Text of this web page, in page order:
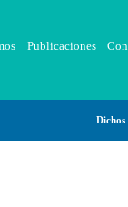
Publicaciones